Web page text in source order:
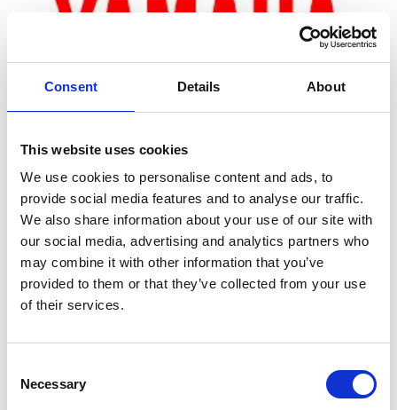
Consent Details About
This website uses cookies
We use cookies to personalise content and ads, to
provide social media features and to analyse our traffic.
We also share information about your use of our site with
our social media, advertising and analytics partners who
may combine it with other information that you’ve
provided to them or that they’ve collected from your use
of their services.
Selection
Necessary
Zoom
Leveringstid er 5-6 dag(e)
Model/varenr.: 5FAH18000000
2.519,38 DKK